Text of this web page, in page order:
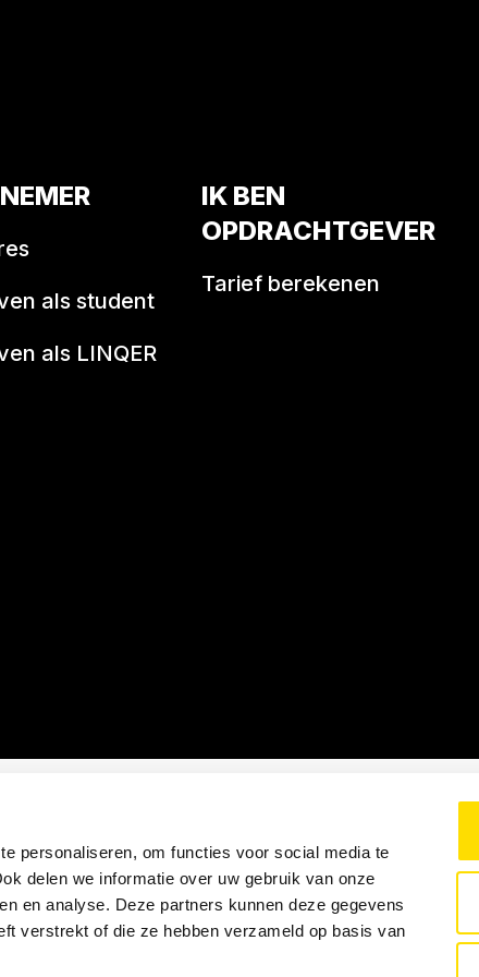
personaliseren, om functies voor social media te
delen we informatie over uw gebruik van onze
en analyse. Deze partners kunnen deze gegevens
verstrekt of die ze hebben verzameld op basis van
als student
als LINQER
IK BEN
OPDRACHTGEVER
Tarief berekenen